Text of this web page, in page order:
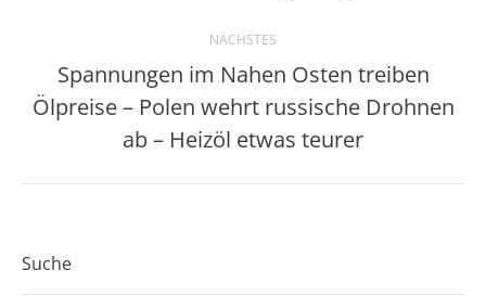
NÄCHSTES
Nächster
Beitrag:
Spannungen im Nahen Osten treiben
Ölpreise – Polen wehrt russische Drohnen
ab – Heizöl etwas teurer
Suche